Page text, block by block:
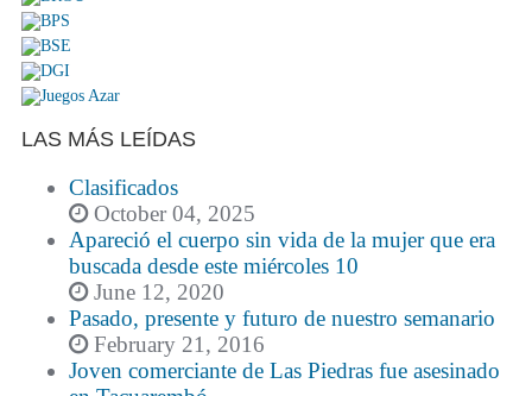
LAS MÁS LEÍDAS
Clasificados
October 04, 2025
Apareció el cuerpo sin vida de la mujer que era
buscada desde este miércoles 10
June 12, 2020
Pasado, presente y futuro de nuestro semanario
February 21, 2016
Joven comerciante de Las Piedras fue asesinado